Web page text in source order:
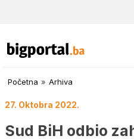
Početna » Arhiva
27. Oktobra 2022.
Sud BiH odbio